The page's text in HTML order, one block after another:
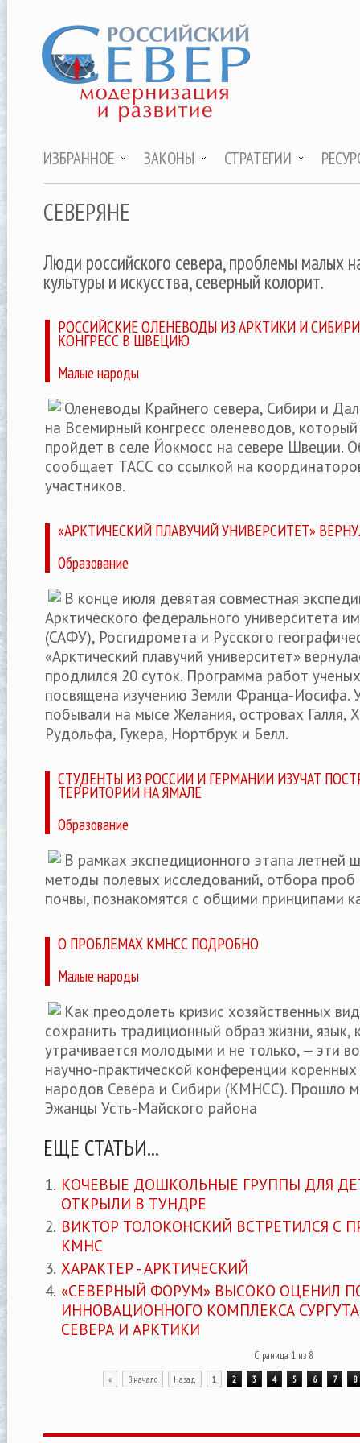
ИЗБРАННОЕ ЗАКОНЫ СТРАТЕГИИ
СЕВЕРЯНЕ
Люди российского севера, проблемы малых
культуры и искусства, северный колорит.
РОССИЙСКИЕ ОЛЕНЕВОДЫ ИЗ АРКТИКИ И
КОНГРЕСС В ШВЕЦИЮ
Малые народы
Оленеводы Крайнего севера, Сибири и
на Всемирный конгресс оленеводов, который
пройдет в селе Йокмосс на севере Швеции.
сообщает ТАСС со ссылкой на
участников.
«АРКТИЧЕСКИЙ ПЛАВУЧИЙ УНИВЕРСИТЕТ»
Образование
В конце июля девятая совместная
Арктического федерального университета
(САФУ), Росгидромета и Русского
«Арктический плавучий университет»
продлился 20 суток. Программа работ
посвящена изучению Земли Франца-Иосифа.
побывали на мысе Желания, островах Галля,
Рудольфа, Гукера, Нортбрук и Белл.
СТУДЕНТЫ ИЗ РОССИИ И ГЕРМАНИИ ИЗУЧАТ
ТЕРРИТОРИИ НА ЯМАЛЕ
Образование
В рамках экспедиционного этапа летней
методы полевых исследований, отбора проб
почвы, познакомятся с общими принципами
О ПРОБЛЕМАХ КМНСС ПОДРОБНО
Малые народы
Как преодолеть кризис хозяйственных
сохранить традиционный образ жизни, язык,
утрачивается молодыми и не только, — эти
научно-практической конференции
народов Севера и Сибири (КМНСС). Прошло
Эжанцы Усть-Майского района
ЕЩЕ СТАТЬИ...
КОЧЕВЫЕ ДОШКОЛЬНЫЕ ГРУППЫ ДЛЯ
ОТКРЫЛИ В ТУНДРЕ
ВИКТОР ТОЛОКОНСКИЙ ВСТРЕТИЛСЯ С
КМНС
ХАРАКТЕР - АРКТИЧЕСКИЙ
«СЕВЕРНЫЙ ФОРУМ» ВЫСОКО ОЦЕНИЛ
ИННОВАЦИОННОГО КОМПЛЕКСА
СЕВЕРА И АРКТИКИ
Страница 1 из 8
« В начало Назад 1 2 3 4 5 6 7 8